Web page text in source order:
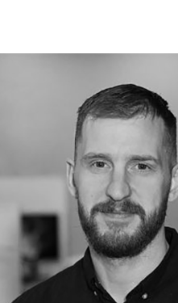
einarv@hedinn.is
einarv@hedinn.is
Find me on Linked-in
Download Card